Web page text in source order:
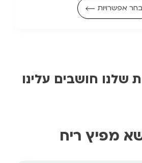
בחר אפשרויות
שלנו חושבים עלינו
מפיץ ריח